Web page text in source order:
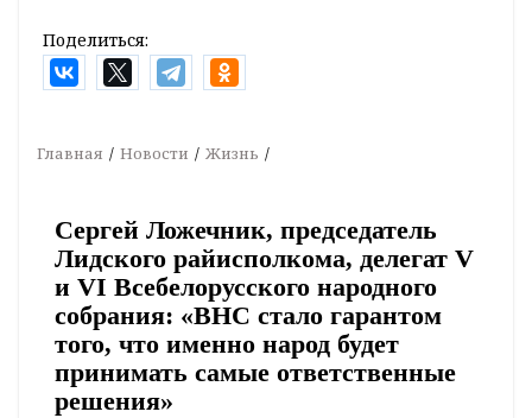
Поделиться:
Главная Новости Жизнь
Сергей Ложечник, председатель
Лидского райисполкома, делегат V
и VI Всебелорусского народного
собрания: «ВНС стало гарантом
того, что именно народ будет
принимать самые ответственные
решения»